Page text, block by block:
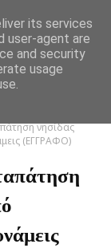
νησίδας
(ΕΓΓΡΑΦΟ)
its services
user-agent are
and security
usage